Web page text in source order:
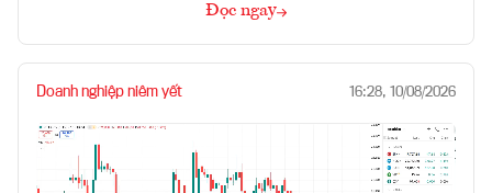
Đọc ngay
Doanh nghiệp niêm yết 16:28, 10/08/2026